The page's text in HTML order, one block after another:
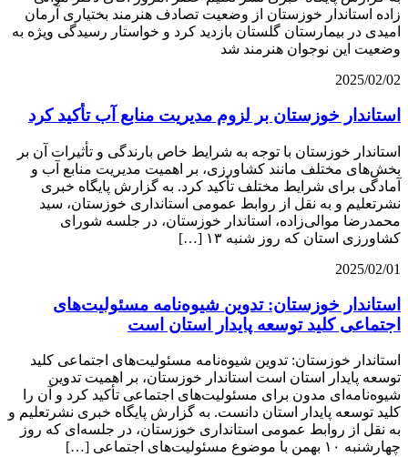
زاده استاندار خوزستان از وضعیت تصادف هنرمند بختیاری آرمان
امیدی در بیمارستان گلستان بازدید کرد و خواستار رسیدگی ویژه به
وضعيت این نوجوان هنرمند شد
2025/02/02
استاندار خوزستان بر لزوم مدیریت منابع آب تأکید کرد
استاندار خوزستان با توجه به شرایط خاص بارندگی و تأثیرات آن بر
بخش‌های مختلف مانند کشاورزی، بر اهمیت مدیریت منابع آب و
آمادگی برای شرایط مختلف تأکید کرد. به گزارش پایگاه خبری
نشرتعلیم و به نقل از روابط عمومی استانداری خوزستان، سید
محمدرضا موالی‌زاده، استاندار خوزستان، در جلسه شورای
کشاورزی استان که روز شنبه ۱۳ […]
2025/02/01
استاندار خوزستان: تدوین شیوه‌نامه مسئولیت‌های
اجتماعی کلید توسعه پایدار استان است
استاندار خوزستان: تدوین شیوه‌نامه مسئولیت‌های اجتماعی کلید
توسعه پایدار استان است استاندار خوزستان، بر اهمیت تدوین
شیوه‌نامه‌ای مدون برای مسئولیت‌های اجتماعی تأکید کرد و آن را
کلید توسعه پایدار استان دانست. به گزارش پایگاه خبری نشرتعلیم و
به نقل از روابط عمومی استانداری خوزستان، در جلسه‌ای که روز
چهارشنبه ۱۰ بهمن با موضوع مسئولیت‌های اجتماعی […]